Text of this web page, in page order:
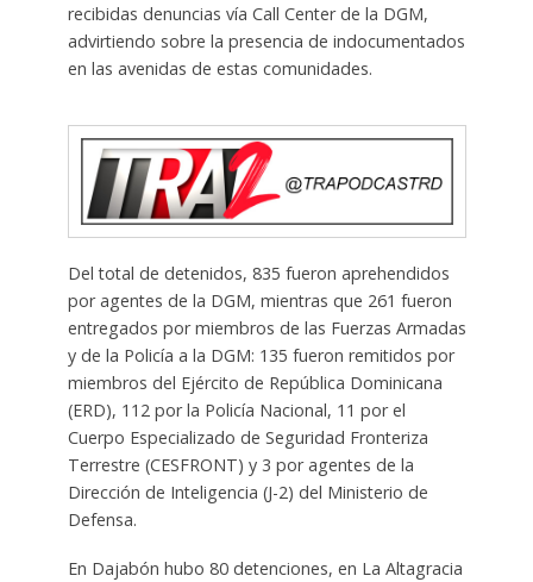
recibidas denuncias vía Call Center de la DGM,
advirtiendo sobre la presencia de indocumentados
en las avenidas de estas comunidades.
Del total de detenidos, 835 fueron aprehendidos
por agentes de la DGM, mientras que 261 fueron
entregados por miembros de las Fuerzas Armadas
y de la Policía a la DGM: 135 fueron remitidos por
miembros del Ejército de República Dominicana
(ERD), 112 por la Policía Nacional, 11 por el
Cuerpo Especializado de Seguridad Fronteriza
Terrestre (CESFRONT) y 3 por agentes de la
Dirección de Inteligencia (J-2) del Ministerio de
Defensa.
En Dajabón hubo 80 detenciones, en La Altagracia